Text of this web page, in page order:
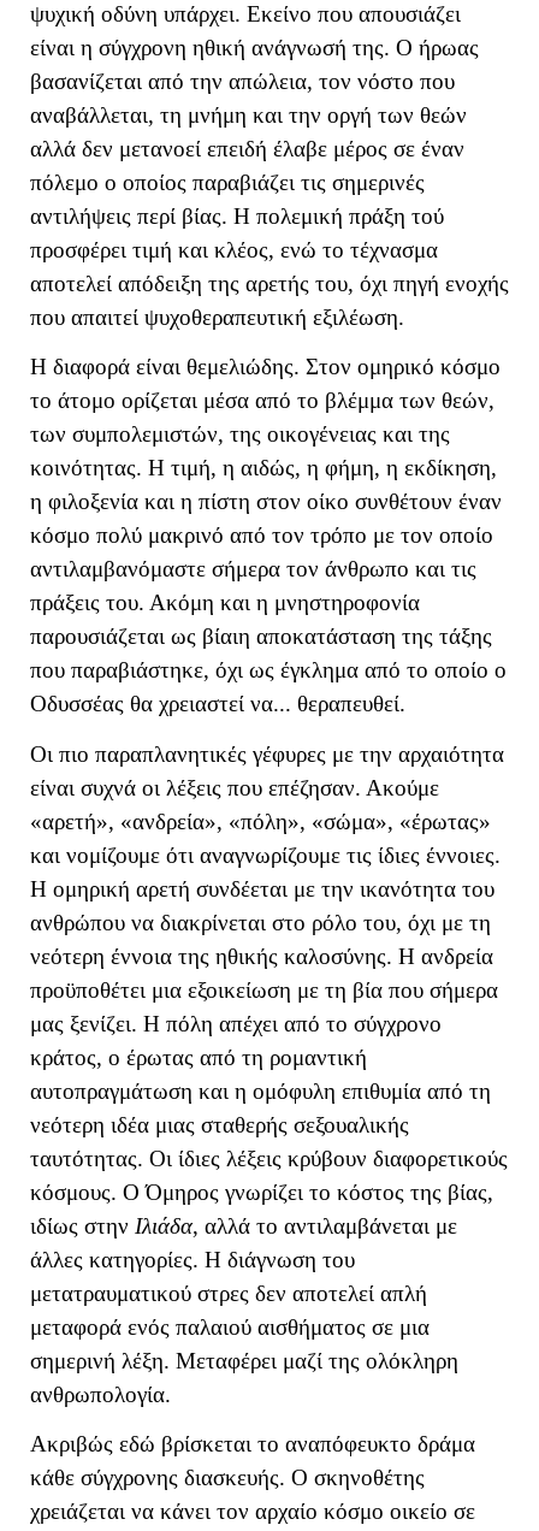
ψυχική οδύνη υπάρχει. Εκείνο που απουσιάζει
είναι η σύγχρονη ηθική ανάγνωσή της. Ο ήρωας
βασανίζεται από την απώλεια, τον νόστο που
αναβάλλεται, τη μνήμη και την οργή των θεών
αλλά δεν μετανοεί επειδή έλαβε μέρος σε έναν
πόλεμο ο οποίος παραβιάζει τις σημερινές
αντιλήψεις περί βίας. Η πολεμική πράξη τού
προσφέρει τιμή και κλέος, ενώ το τέχνασμα
αποτελεί απόδειξη της αρετής του, όχι πηγή ενοχής
που απαιτεί ψυχοθεραπευτική εξιλέωση.
Η διαφορά είναι θεμελιώδης. Στον ομηρικό κόσμο
το άτομο ορίζεται μέσα από το βλέμμα των θεών,
των συμπολεμιστών, της οικογένειας και της
κοινότητας. Η τιμή, η αιδώς, η φήμη, η εκδίκηση,
η φιλοξενία και η πίστη στον οίκο συνθέτουν έναν
κόσμο πολύ μακρινό από τον τρόπο με τον οποίο
αντιλαμβανόμαστε σήμερα τον άνθρωπο και τις
πράξεις του. Ακόμη και η μνηστηροφονία
παρουσιάζεται ως βίαιη αποκατάσταση της τάξης
που παραβιάστηκε, όχι ως έγκλημα από το οποίο ο
Οδυσσέας θα χρειαστεί να... θεραπευθεί.
Οι πιο παραπλανητικές γέφυρες με την αρχαιότητα
είναι συχνά οι λέξεις που επέζησαν. Ακούμε
«αρετή», «ανδρεία», «πόλη», «σώμα», «έρωτας»
και νομίζουμε ότι αναγνωρίζουμε τις ίδιες έννοιες.
Η ομηρική αρετή συνδέεται με την ικανότητα του
ανθρώπου να διακρίνεται στο ρόλο του, όχι με τη
νεότερη έννοια της ηθικής καλοσύνης. Η ανδρεία
προϋποθέτει μια εξοικείωση με τη βία που σήμερα
μας ξενίζει. Η πόλη απέχει από το σύγχρονο
κράτος, ο έρωτας από τη ρομαντική
αυτοπραγμάτωση και η ομόφυλη επιθυμία από τη
νεότερη ιδέα μιας σταθερής σεξουαλικής
ταυτότητας. Οι ίδιες λέξεις κρύβουν διαφορετικούς
κόσμους. Ο Όμηρος γνωρίζει το κόστος της βίας,
ιδίως στην Ιλιάδα, αλλά το αντιλαμβάνεται με
άλλες κατηγορίες. Η διάγνωση του
μετατραυματικού στρες δεν αποτελεί απλή
μεταφορά ενός παλαιού αισθήματος σε μια
σημερινή λέξη. Μεταφέρει μαζί της ολόκληρη
ανθρωπολογία.
Ακριβώς εδώ βρίσκεται το αναπόφευκτο δράμα
κάθε σύγχρονης διασκευής. Ο σκηνοθέτης
χρειάζεται να κάνει τον αρχαίο κόσμο οικείο σε